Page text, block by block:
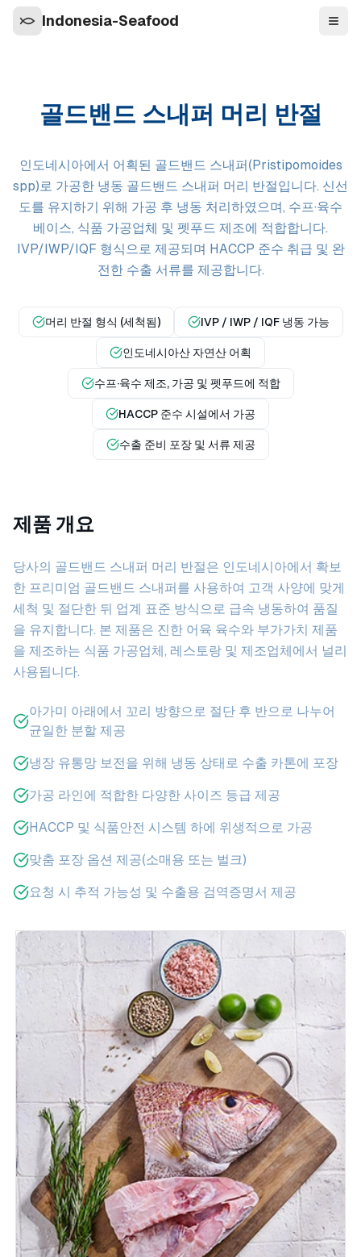
Indonesia-Seafood 탐색
골드밴드 스내퍼 머리 반절
인도네시아에서 어획된 골드밴드 스내퍼(Pristipomoides
spp)로 가공한 냉동 골드밴드 스내퍼 머리 반절입니다. 신선
도를 유지하기 위해 가공 후 냉동 처리하였으며, 수프·육수
베이스, 식품 가공업체 및 펫푸드 제조에 적합합니다.
IVP/IWP/IQF 형식으로 제공되며 HACCP 준수 취급 및 완
전한 수출 서류를 제공합니다.
머리 반절 형식 (세척됨) IVP / IWP / IQF 냉동 가능
인도네시아산 자연산 어획
수프·육수 제조, 가공 및 펫푸드에 적합
HACCP 준수 시설에서 가공
수출 준비 포장 및 서류 제공
제품 개요
당사의 골드밴드 스내퍼 머리 반절은 인도네시아에서 확보
한 프리미엄 골드밴드 스내퍼를 사용하여 고객 사양에 맞게
세척 및 절단한 뒤 업계 표준 방식으로 급속 냉동하여 품질
을 유지합니다. 본 제품은 진한 어육 육수와 부가가치 제품
을 제조하는 식품 가공업체, 레스토랑 및 제조업체에서 널리
사용됩니다.
아가미 아래에서 꼬리 방향으로 절단 후 반으로 나누어
균일한 분할 제공
냉장 유통망 보전을 위해 냉동 상태로 수출 카톤에 포장
가공 라인에 적합한 다양한 사이즈 등급 제공
HACCP 및 식품안전 시스템 하에 위생적으로 가공
맞춤 포장 옵션 제공(소매용 또는 벌크)
요청 시 추적 가능성 및 수출용 검역증명서 제공